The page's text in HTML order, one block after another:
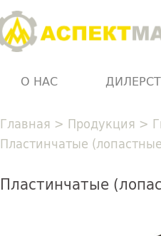
О НАС
Главная > Продукция >
Пластинчатые
Пластинчатые